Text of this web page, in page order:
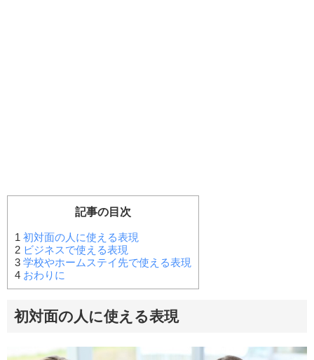
記事の目次
1 初対面の人に使える表現
2 ビジネスで使える表現
3 学校やホームステイ先で使える表現
4 おわりに
初対面の人に使える表現